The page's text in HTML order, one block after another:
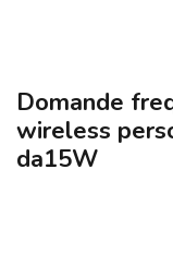
Domande
wireless
da15W